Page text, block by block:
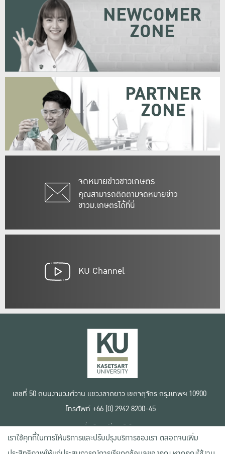
จดหมายข่าวชาวเกษตร
คุณสามารถติดตามจดหมายข่าว
ชาวม.เกษตรได้ที่นี่
NEWCOMER
ZONE
PARTNER
ZONE
KU Channel
เลขที่ 50 ถนนงามวงศ์วาน แขวงลาดยาว เขตจตุจักร กรุงเทพฯ 10900
โทรศัพท์ +66 (0) 2942 8200-45
เงื่อนไขการใช้งานเว็บไซต์
ข้อตกลงด้านสิทธิ์ใช้งาน
นโยบายความเป็นส่วนตัว
เราใช้คุกกี้ในการให้บริการและปรับปรุงบริการของเรา ตลอดจนเพิ่ม